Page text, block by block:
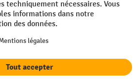
Il n'est pas possible de le combiner
pourcentage ou bons de réduction. | ² Une
lors de la première inscription à la
net minimum de 250 €. Le pourcentage
électriques, les gerbeurs électriques,
et l'outillage sont exclus de cette